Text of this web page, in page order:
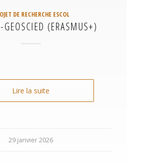
DE RECHERCHE ESCOL
GEOSCIED (ERASMUS+)
Lire la suite
29 janvier 2026